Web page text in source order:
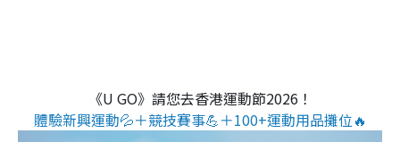
《U GO》請您去香港運動節2026！
體驗新興運動💦＋競技賽事💪＋100+運動用品攤位🔥